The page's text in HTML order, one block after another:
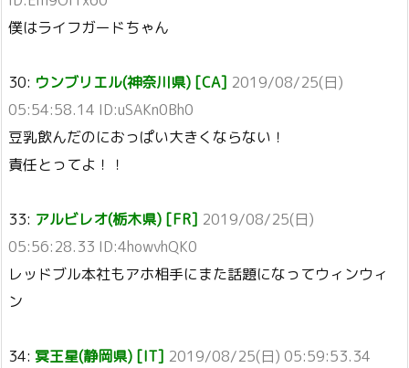
僕はライフガードちゃん
30: ウンブリエル(神奈川県) [CA] 2019/08/25(日)
05:54:58.14 ID:uSAKn0Bh0
豆乳飲んだのにおっぱい大きくならない！
責任とってよ！！
33: アルビレオ(栃木県) [FR] 2019/08/25(日)
05:56:28.33 ID:4howvhQK0
レッドブル本社もアホ相手にまた話題になってウィンウィ
ン
34: 冥王星(静岡県) [IT] 2019/08/25(日) 05:59:53.34